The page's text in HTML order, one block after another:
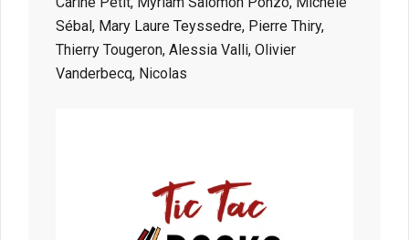
Sébal, Mary Laure Teyssedre, Pierre Thiry,
Thierry Tougeron, Alessia Valli, Olivier
Vanderbecq, Nicolas